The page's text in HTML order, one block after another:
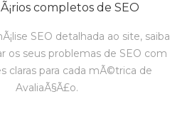
completos de SEO
SEO detalhada ao site, saiba
os seus problemas de SEO com
claras para cada mÃ©trica de
AvaliaÃ§Ã£o.